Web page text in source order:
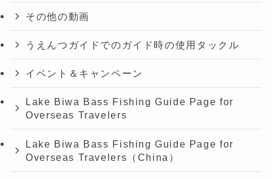
その他の動画
うえんつガイドでのガイド時の使用タックル
イベント＆キャンペーン
Lake Biwa Bass Fishing Guide Page for
Overseas Travelers
Lake Biwa Bass Fishing Guide Page for
Overseas Travelers（China）